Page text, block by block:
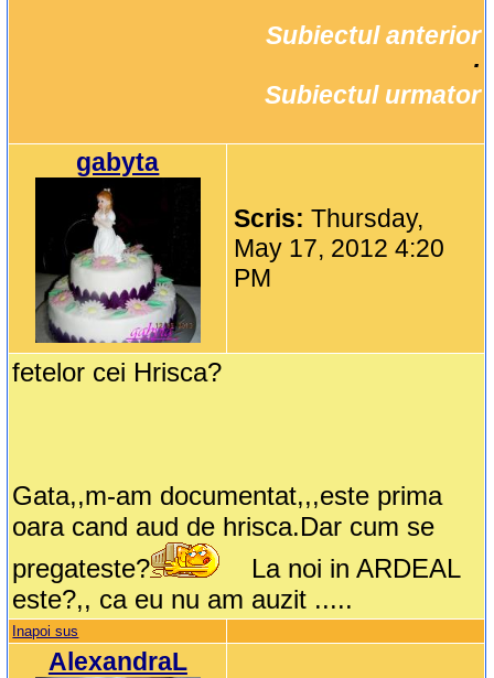
Subiectul anterior
Subiectul urmator
gabyta
Scris:Thursday,
May 17, 2012 4:20
PM
fetelor cei Hrisca?
Gata,,m-am documentat,,,este prima
oara cand aud de hrisca.Dar cum se
pregateste?
La noi in ARDEAL
este?,, ca eu nu am auzit .....
Inapoi sus
AlexandraL